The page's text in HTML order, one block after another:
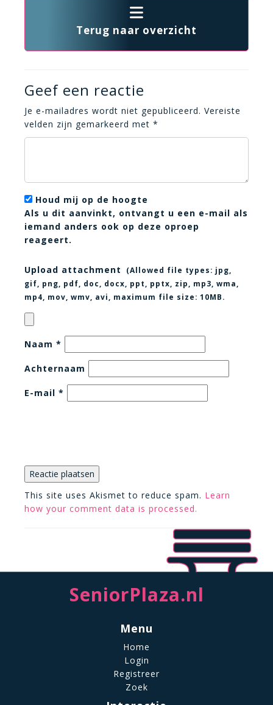
Terug naar overzicht
Geef een reactie
Je e-mailadres wordt niet gepubliceerd. Vereiste
velden zijn gemarkeerd met *
Houd mij op de hoogte
Als u dit aanvinkt, ontvangt u een e-mail als
iemand anders ook op deze oproep
reageert.
Upload attachment (Allowed file types: jpg,
gif, png, pdf, doc, docx, ppt, pptx, zip, mp3, wma,
mp4, mov, wmv, avi
, maximum file size: 10MB.
Naam *
Achternaam
E-mail *
This site uses Akismet to reduce spam. Learn
how your comment data is processed.
SeniorPlaza.nl
Menu
Home
Login
Registreer
Zoek